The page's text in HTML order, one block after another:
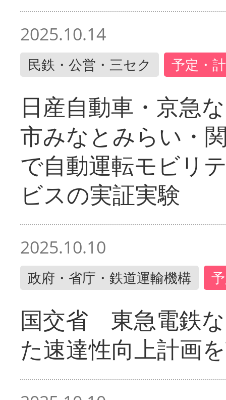
2025.10.14
民鉄・公営・三セク 予定・
日産自動車・京急
市みなとみらい・
で自動運転モビリ
ビスの実証実験
2025.10.10
政府・省庁・鉄道運輸機構
国交省 東急電鉄
た速達性向上計画